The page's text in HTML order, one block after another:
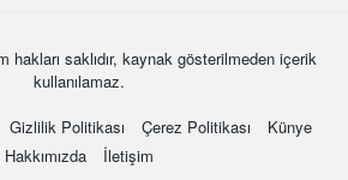
hakları saklıdır, kaynak gösterilmeden içerik
kullanılamaz.
Gizlilik Politikası Çerez Politikası
Künye
Hakkımızda
İletişim